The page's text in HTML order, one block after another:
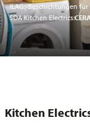
ILAG>Beschichtungen
SDA Kitchen Electrics:
Kitchen